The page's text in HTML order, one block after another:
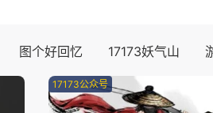
图个好回忆 17173妖气山
17173公众号